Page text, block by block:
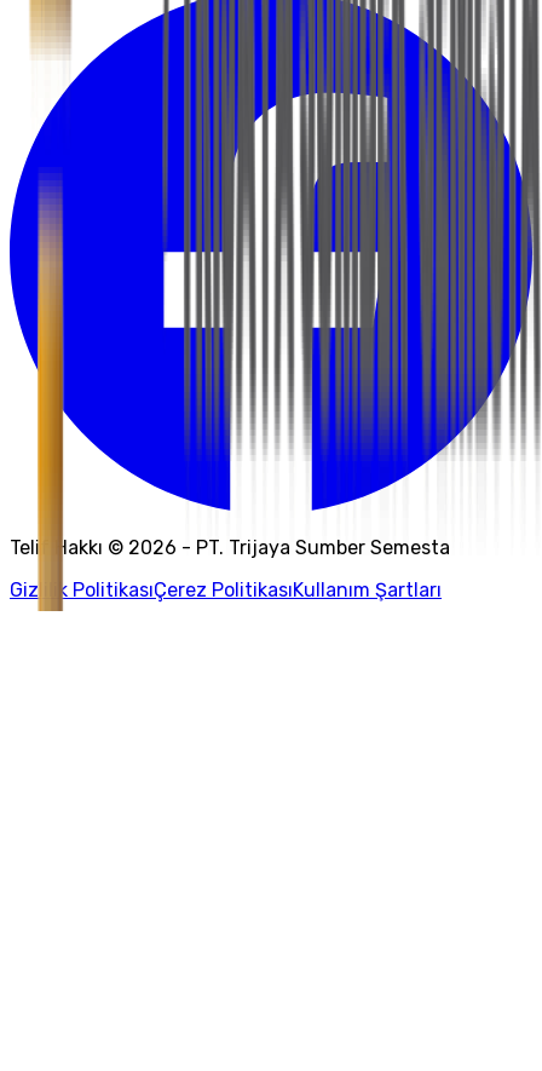
Telif Hakkı © 2026 - PT. Trijaya Sumber Semesta
Gizlilik PolitikasıÇerez PolitikasıKullanım Şartları